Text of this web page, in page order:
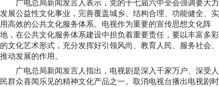
广电总局新闻发言人表示，党的十七届六中全会强调要大力
发展公益性文化事业，完善覆盖城乡、结构合理、功能健全、实
用高效的公共文化服务体系。电视作为重要的宣传思想文化阵
地，在公共文化服务体系建设中担负着重要责任，要以丰富多彩
的文化艺术形式，充分发挥好引领风尚、教育人民、服务社会、
推动发展的作用。
广电总局新闻发言人指出，电视剧是深入千家万户、深受人
民群众喜闻乐见的精神文化产品之一。取消电视台播出电视剧时